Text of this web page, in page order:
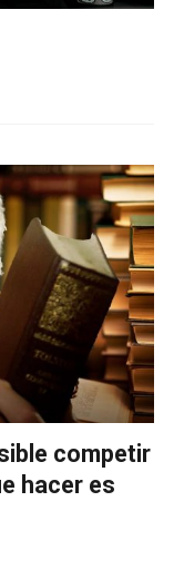
competir
hacer es